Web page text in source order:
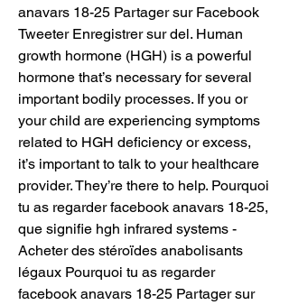
anavars 18-25 Partager sur Facebook
Tweeter Enregistrer sur del. Human
growth hormone (HGH) is a powerful
hormone that’s necessary for several
important bodily processes. If you or
your child are experiencing symptoms
related to HGH deficiency or excess,
it’s important to talk to your healthcare
provider. They’re there to help. Pourquoi
tu as regarder facebook anavars 18-25,
que signifie hgh infrared systems -
Acheter des stéroïdes anabolisants
légaux Pourquoi tu as regarder
facebook anavars 18-25 Partager sur